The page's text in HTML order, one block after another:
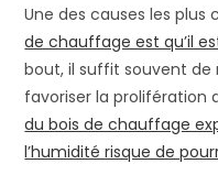
Une des causes les
de chauffage est qu’il
bout, il suffit souvent de
favoriser la prolifération
du bois de chauffage
l’humidité risque de